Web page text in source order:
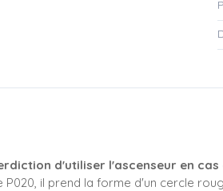
d'utiliser l'ascenseur en cas
P020, il prend la forme d'un cercle